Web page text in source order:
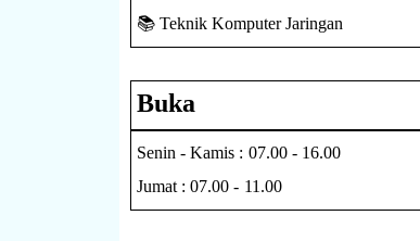
📚 Teknik Komputer Jaringan
Buka
Senin - Kamis : 07.00 - 16.00
Jumat : 07.00 - 11.00